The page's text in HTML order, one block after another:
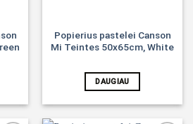
Popierius pastelei Canson
Mi Teintes 50x65cm, White
DAUGIAU